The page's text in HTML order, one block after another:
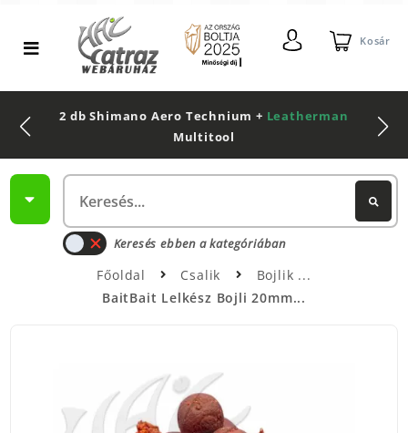
Kosár
2 db Shimano Aero Technium + Leatherman
Multitool
Keresés ebben a kategóriában
Főoldal Csalik
Bojlik
BaitBait Lelkész Bojli 20mm...